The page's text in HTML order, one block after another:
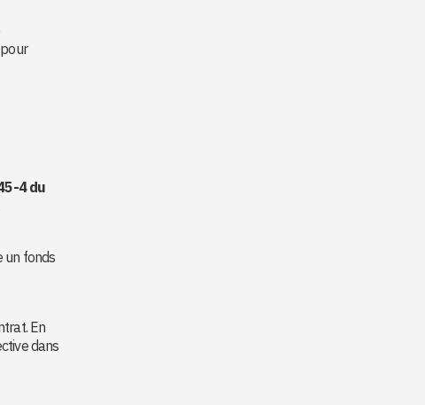
4 du
un fonds
En
dans